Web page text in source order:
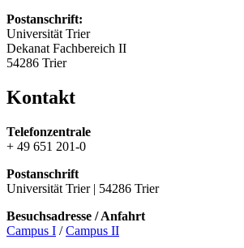
Postanschrift:
Universität Trier
Dekanat Fachbereich II
54286 Trier
Kontakt
Telefonzentrale
+ 49 651 201-0
Postanschrift
Universität Trier | 54286 Trier
Besuchsadresse / Anfahrt
Campus I /Campus II